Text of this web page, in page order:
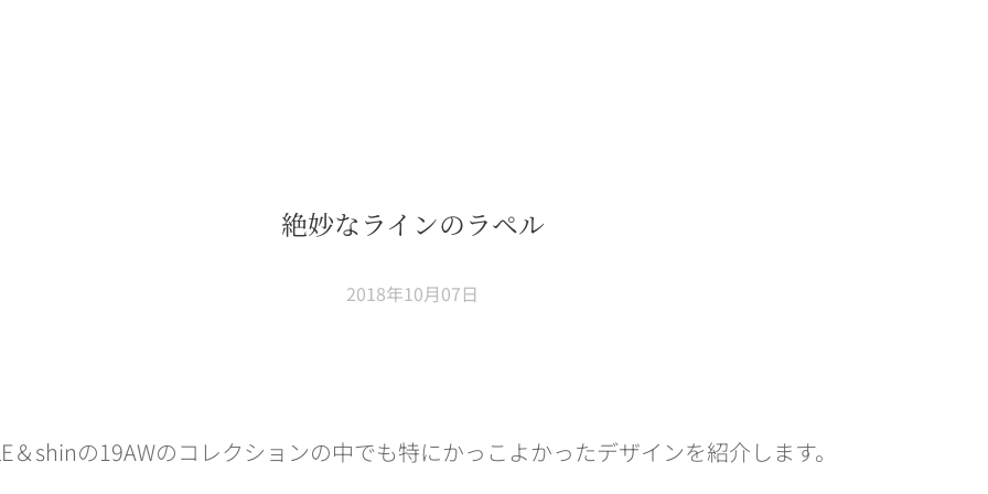
絶妙なラインのラペル
2018年10月07日
＆shinの19AWのコレクションの中でも特にかっこよかったデザインを紹介します。